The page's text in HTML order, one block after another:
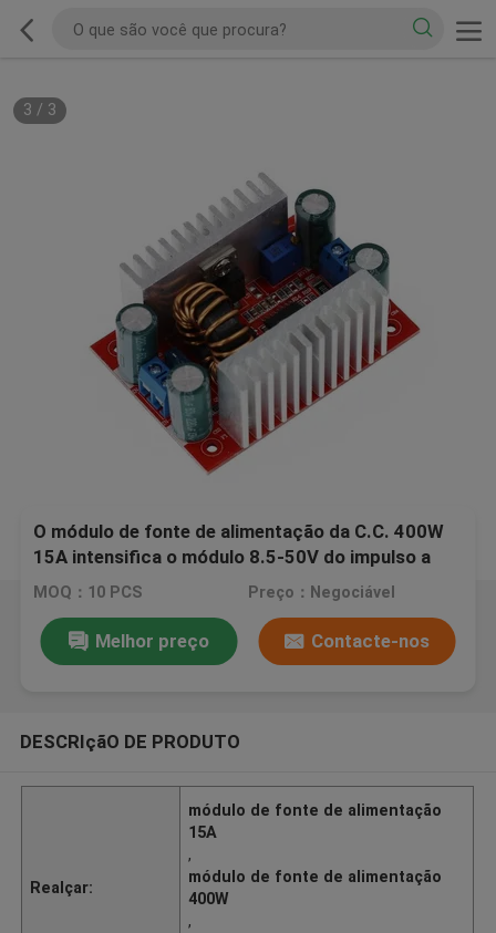
3 / 3
O módulo de fonte de alimentação da C.C. 400W
15A intensifica o módulo 8.5-50V do impulso a
10-60V
MOQ：10 PCS Preço：Negociável
Melhor preço Contacte-nos
DESCRIçãO DE PRODUTO
Realçar:
módulo de fonte de alimentação
15A
,
módulo de fonte de alimentação
400W
,